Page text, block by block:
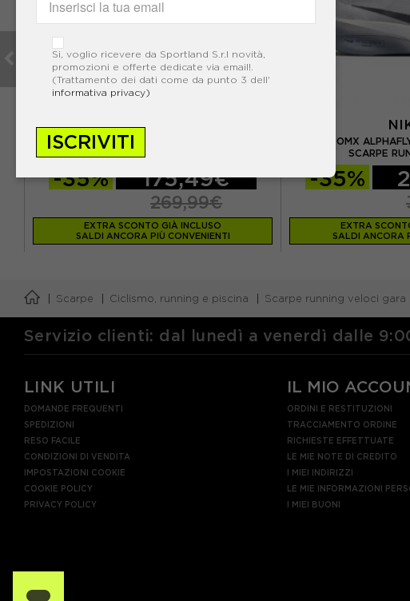
NIKE
NIKE ZOOMX VAPORFLY NEXT% 3 HAKONE
-35% 175,49€
269,99€
EXTRA SCONTO GIÀ INCLUSO
SALDI ANCORA PIÙ CONVENIENTI
NIKE ZOOMX
SCARPE
-35%
EXTRA
SALDI ANCORA
Scarpe Ciclismo, running e piscina Scarpe running veloci gara
Si, voglio ricevere da Sportland S.r.l novità,
promozioni e offerte dedicate via email!.
(Trattamento dei dati come da punto 3 dell'
informativa privacy)
ISCRIVITI
Servizio clienti: dal lunedì a venerdì dalle
LINK UTILI
DOMANDE FREQUENTI
SPEDIZIONI
RESO FACILE
CONDIZIONI DI VENDITA
IMPOSTAZIONI COOKIE
COOKIE POLICY
PRIVACY POLICY
IL MIO
ORDINI E RESTITUZIONI
TRACCIAMENTO ORDINE
RICHIESTE EFFETTUATE
LE MIE NOTE DI CREDITO
I MIEI INDIRIZZI
LE MIE INFORMAZIONI
I MIEI BUONI